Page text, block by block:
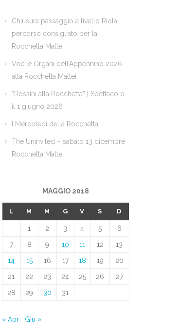
Chiusura passaggio a livello Riola:
percorso consigliato per la
Rocchetta Mattei
Voci e Organi dell’Appennino 2026
alla Rocchetta Mattei
“Rossini alla Rocchetta” | Spettacolo
il 1 giugno 2026
I Mercoledì della Rocchetta
The Uninvited – sabato 13 dicembre
Rocchetta Mattei
MAGGIO 2018
L M M G V S D
1 2 3 4 5 6
7 8 9 10 11 12 13
14 15 16 17 18 19 20
21 22 23 24 25 26 27
28 29 30 31
« Apr Giu »